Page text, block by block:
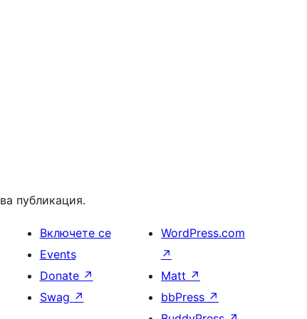
публикация.
Включете се
Events
Donate ↗
Swag ↗
WordPress.com
↗
Matt ↗
bbPress ↗